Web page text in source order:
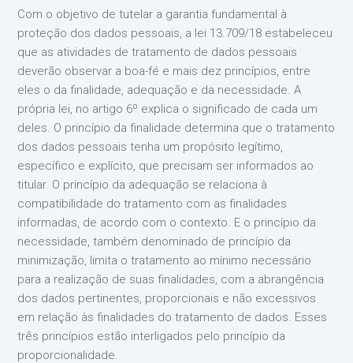
Com o objetivo de tutelar a garantia fundamental à
proteção dos dados pessoais, a lei 13.709/18 estabeleceu
que as atividades de tratamento de dados pessoais
deverão observar a boa-fé e mais dez princípios, entre
eles o da finalidade, adequação e da necessidade. A
própria lei, no artigo 6º explica o significado de cada um
deles. O princípio da finalidade determina que o tratamento
dos dados pessoais tenha um propósito legítimo,
específico e explícito, que precisam ser informados ao
titular. O princípio da adequação se relaciona à
compatibilidade do tratamento com as finalidades
informadas, de acordo com o contexto. E o princípio da
necessidade, também denominado de princípio da
minimização, limita o tratamento ao mínimo necessário
para a realização de suas finalidades, com a abrangência
dos dados pertinentes, proporcionais e não excessivos
em relação às finalidades do tratamento de dados. Esses
três princípios estão interligados pelo princípio da
proporcionalidade.